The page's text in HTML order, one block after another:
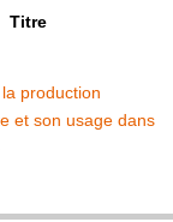
Titre
production
et son usage dans